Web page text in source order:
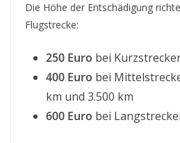
Die Höhe der Entschädigung
Flugstrecke:
250 Euro bei
400 Euro bei
km und 3.500 km
600 Euro bei